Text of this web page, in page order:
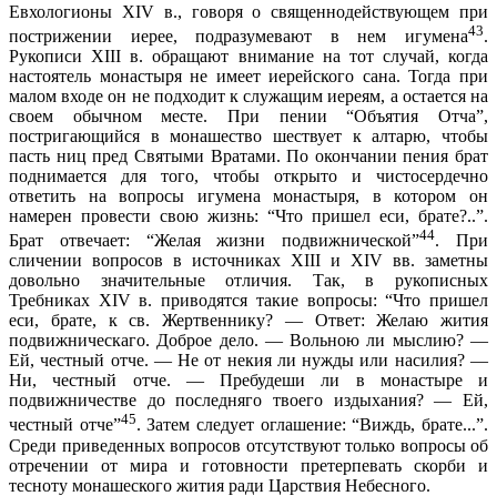
Евхологионы XIV в., говоря о священнодействующем при
пострижении иерее, подразумевают в нем игумена43.
Рукописи XIII в. обращают внимание на тот случай, когда
настоятель монастыря не имеет иерейского сана. Тогда при
малом входе он не подходит к служащим иереям, а остается на
своем обычном месте. При пении “Объятия Отча”,
постригающийся в монашество шествует к алтарю, чтобы
пасть ниц пред Святыми Вратами. По окончании пения брат
поднимается для того, чтобы открыто и чистосердечно
ответить на вопросы игумена монастыря, в котором он
намерен провести свою жизнь: “Что пришел еси, брате?..”.
Брат отвечает: “Желая жизни подвижнической”44. При
сличении вопросов в источниках XIII и XIV вв. заметны
довольно значительные отличия. Так, в рукописных
Требниках XIV в. приводятся такие вопросы: “Что пришел
еси, брате, к св. Жертвеннику? — Ответ: Желаю жития
подвижническаго. Доброе дело. — Вольною ли мыслию? —
Ей, честный отче. — Не от некия ли нужды или насилия? —
Ни, честный отче. — Пребудеши ли в монастыре и
подвижничестве до последняго твоего издыхания? — Ей,
честный отче”45. Затем следует оглашение: “Виждь, брате...”.
Среди приведенных вопросов отсутствуют только вопросы об
отречении от мира и готовности претерпевать скорби и
тесноту монашеского жития ради Царствия Небесного.